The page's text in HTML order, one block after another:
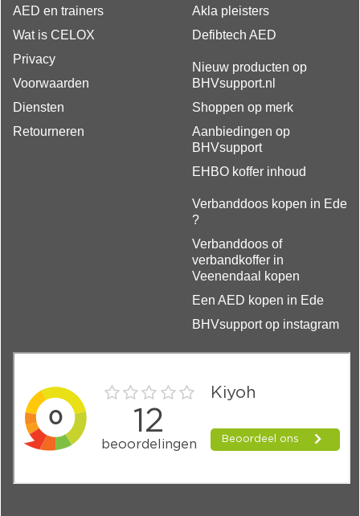
AED en trainers
Wat is CELOX
Privacy
Voorwaarden
Diensten
Retourneren
Akla pleisters
Defibtech AED
Nieuw producten op
BHVsupport.nl
Shoppen op merk
Aanbiedingen op
BHVsupport
EHBO koffer inhoud
Verbanddoos kopen in Ede
?
Verbanddoos of
verbandkoffer in
Veenendaal kopen
Een AED kopen in Ede
BHVsupport op instagram